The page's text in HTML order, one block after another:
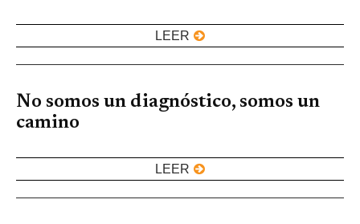
LEER
No somos un diagnóstico, somos un
camino
LEER